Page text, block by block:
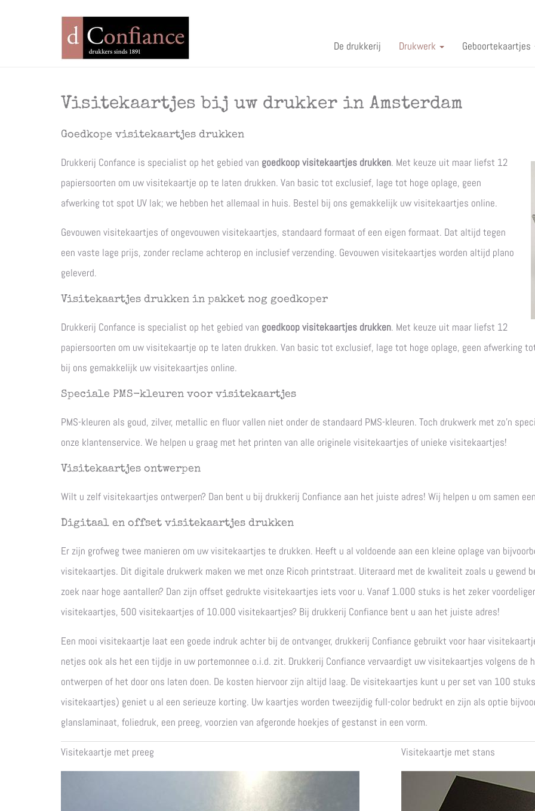
De drukkerij Drukwerk Geboortekaartjes
Visitekaartjes bij uw drukker in Amsterdam​
Goedkope visitekaartjes drukken
Drukkerij Confance is specialist op het gebied van goedkoop visitekaartjes drukken. Met keuze uit maar liefst 12
papiersoorten om uw visitekaartje op te laten drukken. Van basic tot exclusief, lage tot hoge oplage, geen
afwerking tot spot UV lak; we hebben het allemaal in huis. Bestel bij ons gemakkelijk uw visitekaartjes online.
Gevouwen visitekaartjes of ongevouwen visitekaartjes, standaard formaat of een eigen formaat. Dat altijd tegen
een vaste lage prijs, zonder reclame achterop en inclusief verzending. Gevouwen visitekaartjes worden altijd plano
geleverd.
Visitekaartjes drukken in pakket nog goedkoper
Drukkerij Confance is specialist op het gebied van goedkoop visitekaartjes drukken. Met keuze uit maar liefst 12
papiersoorten om uw visitekaartje op te laten drukken. Van basic tot exclusief, lage tot hoge oplage, geen afwerking
bij ons gemakkelijk uw visitekaartjes online.
Speciale PMS-kleuren voor visitekaartjes
PMS-kleuren als goud, zilver, metallic en fluor vallen niet onder de standaard PMS-kleuren. Toch drukwerk met zo'n
onze klantenservice. We helpen u graag met het printen van alle originele visitekaartjes of unieke visitekaartjes!
Visitekaartjes ontwerpen
Wilt u zelf visitekaartjes ontwerpen? Dan bent u bij drukkerij Confiance aan het juiste adres! Wij helpen u om samen
Digitaal en offset visitekaartjes drukken
Er zijn grofweg twee manieren om uw visitekaartjes te drukken. Heeft u al voldoende aan een kleine oplage van
visitekaartjes. Dit digitale drukwerk maken we met onze Ricoh printstraat. Uiteraard met de kwaliteit zoals u gewend
zoek naar hoge aantallen? Dan zijn offset gedrukte visitekaartjes iets voor u. Vanaf 1.000 stuks is het zeker
visitekaartjes, 500 visitekaartjes of 10.000 visitekaartjes? Bij drukkerij Confiance bent u aan het juiste adres!
Een mooi visitekaartje laat een goede indruk achter bij de ontvanger, drukkerij Confiance gebruikt voor haar
netjes ook als het een tijdje in uw portemonnee o.i.d. zit. Drukkerij Confiance vervaardigt uw visitekaartjes volgens
ontwerpen of het door ons laten doen. De kosten hiervoor zijn altijd laag. De visitekaartjes kunt u per set van 100
visitekaartjes) geniet u al een serieuze korting. Uw kaartjes worden tweezijdig full-color bedrukt en zijn als optie
glanslaminaat, foliedruk, een preeg, voorzien van afgeronde hoekjes of gestanst in een vorm.
Visitekaartje met preeg Visitekaartje met stans